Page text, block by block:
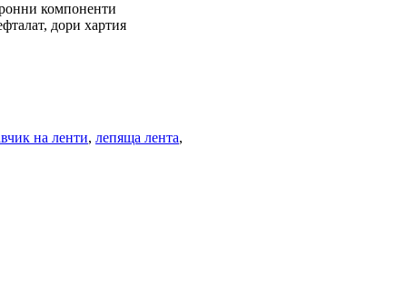
компоненти
дори хартия
на ленти, лепяща лента,